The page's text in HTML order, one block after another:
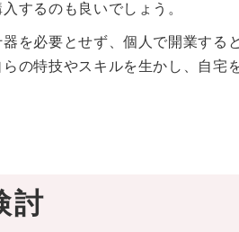
するのも良いでしょう。
を必要とせず、個人で開業する
の特技やスキルを生かし、自宅
討